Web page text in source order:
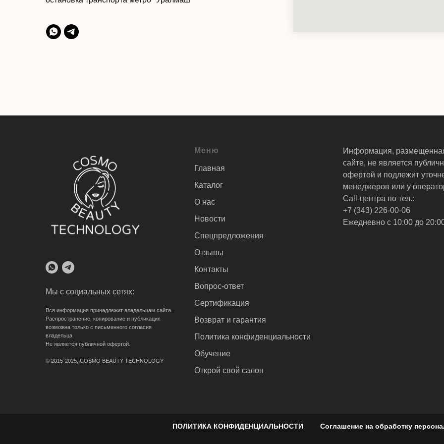
Мы с социальных сетях:
Вся информация принадлежит владельцам сайта.
Распространение, копирование и публикация
возможна только с письменного согласия
владельца.
Не является публичной офертой.
© 2015-2025, COSMO BEAUTY TECHNOLOGY
Меню
Главная
Каталог
О нас
Новости
Спецпредложения
Отзывы
Контакты
Вопрос-ответ
Сертификация
Возврат и гарантия
Политика конфиденциальности
Обучение
Открой свой салон
Информация,
сайте, не является
офертой и подлежит
менеджеров или у
Call-центра по тел.:
+7 (343) 226-00-06
Ежедневно с 10:00 до
ПОЛИТИКА КОНФИДЕНЦИАЛЬНОСТИ Соглашение на обработку